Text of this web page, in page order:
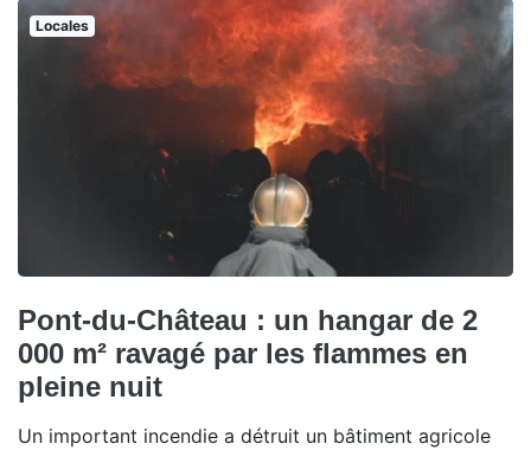
Locales
Pont-du-Château : un hangar de 2
000 m² ravagé par les flammes en
pleine nuit
Un important incendie a détruit un bâtiment agricole